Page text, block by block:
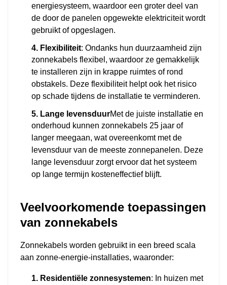
energiesysteem, waardoor een groter deel van
de door de panelen opgewekte elektriciteit wordt
gebruikt of opgeslagen.
4. Flexibiliteit: Ondanks hun duurzaamheid zijn
zonnekabels flexibel, waardoor ze gemakkelijk
te installeren zijn in krappe ruimtes of rond
obstakels. Deze flexibiliteit helpt ook het risico
op schade tijdens de installatie te verminderen.
5. Lange levensduurMet de juiste installatie en
onderhoud kunnen zonnekabels 25 jaar of
langer meegaan, wat overeenkomt met de
levensduur van de meeste zonnepanelen. Deze
lange levensduur zorgt ervoor dat het systeem
op lange termijn kosteneffectief blijft.
Veelvoorkomende toepassingen
van zonnekabels
Zonnekabels worden gebruikt in een breed scala
aan zonne-energie-installaties, waaronder:
1. Residentiële zonnesystemen: In huizen met